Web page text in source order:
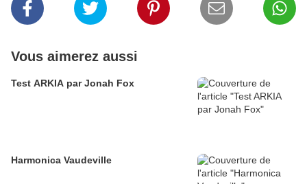
Vous aimerez aussi
Test ARKIA par Jonah Fox
Harmonica Vaudeville